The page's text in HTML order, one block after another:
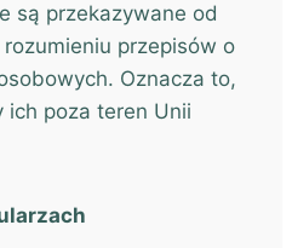
są przekazywane od
przepisów o
Oznacza to,
ich poza teren Unii